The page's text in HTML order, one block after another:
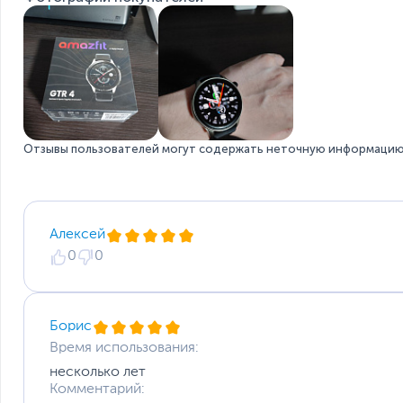
Безграничный и уникальный для вас стиль
Более 200 циферблатов с вариантами постоянно
Отзывы пользователей могут содержать неточную
Алексей
0 0
Борис
Время использования:
несколько лет
Комментарий: